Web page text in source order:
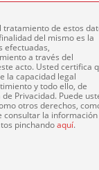
tratamiento de estos
finalidad del mismo es la
efectuadas,
a través del
acto. Usted certifica
la capacidad legal
y todo ello, de
Privacidad. Puede
otros derechos,
consultar la información
pinchandoaquí.